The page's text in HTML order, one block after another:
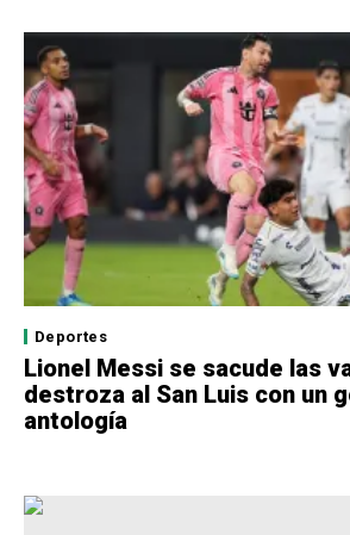
Deportes
Lionel Messi se sacude las
destroza al San Luis con un
antología